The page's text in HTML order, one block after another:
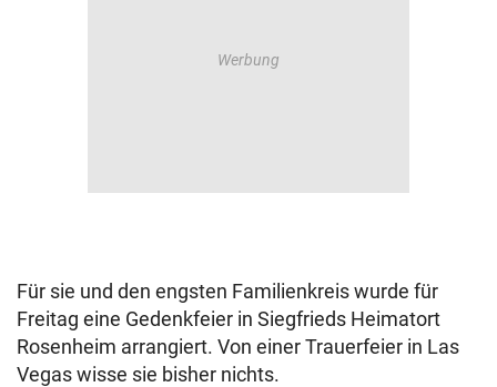
Für sie und den engsten Familienkreis wurde für
Freitag eine Gedenkfeier in Siegfrieds Heimatort
Rosenheim arrangiert. Von einer Trauerfeier in Las
Vegas wisse sie bisher nichts.